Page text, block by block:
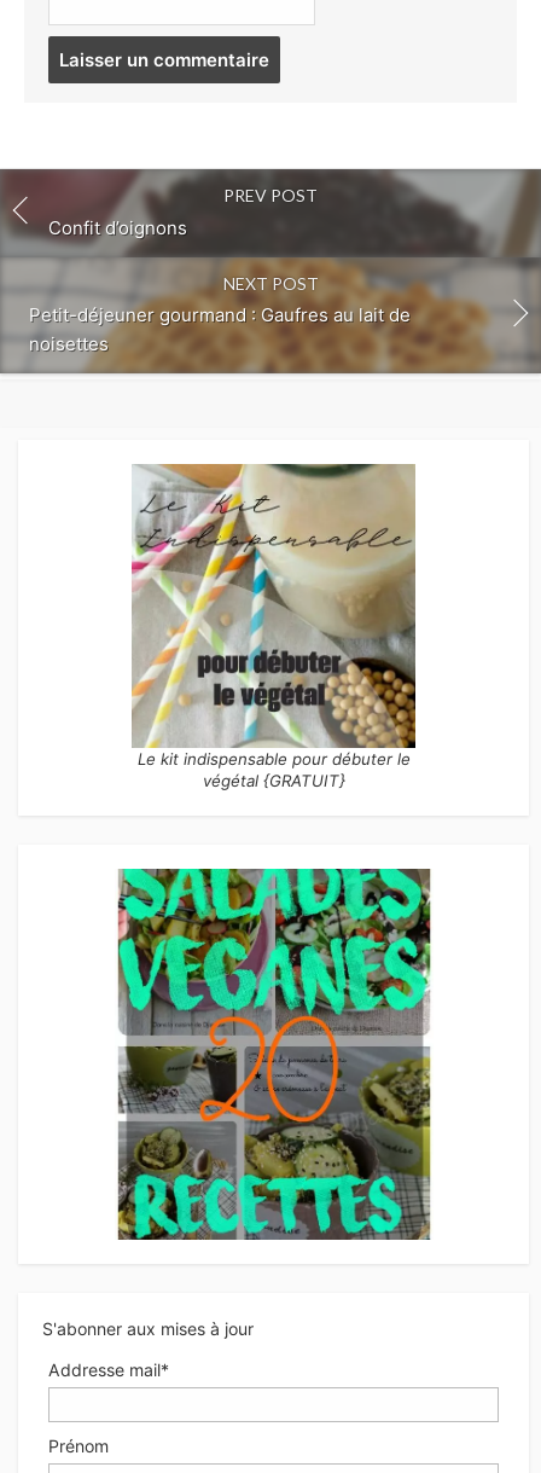
PREV POST
Confit d’oignons
NEXT POST
Petit-déjeuner gourmand : Gaufres au lait de
noisettes
Le kit indispensable pour débuter le
végétal {GRATUIT}
S'abonner aux mises à jour
Addresse mail*
Prénom